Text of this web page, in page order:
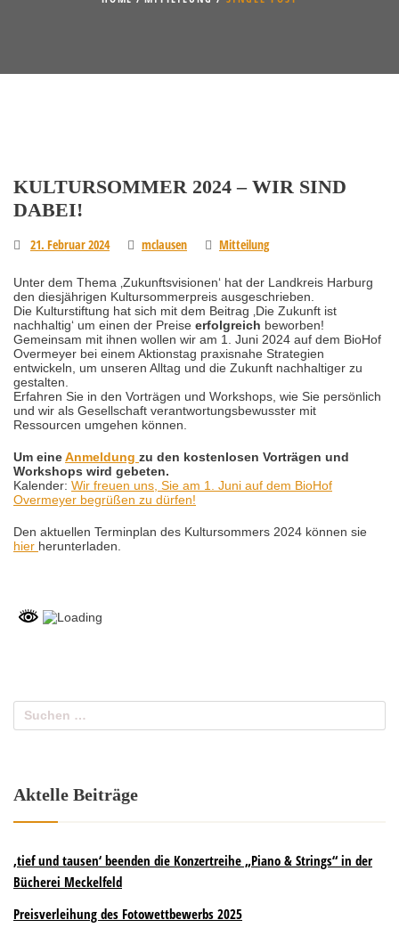
KULTURSOMMER 2024 – WIR SIND
DABEI!
21. Februar 2024 mclausen Mitteilung
Unter dem Thema ‚Zukunftsvisionen‘ hat der Landkreis Harburg
den diesjährigen Kultursommerpreis ausgeschrieben.
Die Kulturstiftung hat sich mit dem Beitrag ‚Die Zukunft ist
nachhaltig‘ um einen der Preise erfolgreich beworben!
Gemeinsam mit ihnen wollen wir am 1. Juni 2024 auf dem BioHof
Overmeyer bei einem Aktionstag praxisnahe Strategien
entwickeln, um unseren Alltag und die Zukunft nachhaltiger zu
gestalten.
Erfahren Sie in den Vorträgen und Workshops, wie Sie persönlich
und wir als Gesellschaft verantwortungsbewusster mit
Ressourcen umgehen können.
Um eineAnmeldung zu den kostenlosen Vorträgen und
Workshops wird gebeten.
Kalender: Wir freuen uns, Sie am 1. Juni auf dem BioHof
Overmeyer begrüßen zu dürfen!
Den aktuellen Terminplan des Kultursommers 2024 können sie
hier herunterladen.
Aktelle Beiträge
‚tief und tausen‘ beenden die Konzertreihe „Piano & Strings“ in der
Bücherei Meckelfeld
Preisverleihung des Fotowettbewerbs 2025